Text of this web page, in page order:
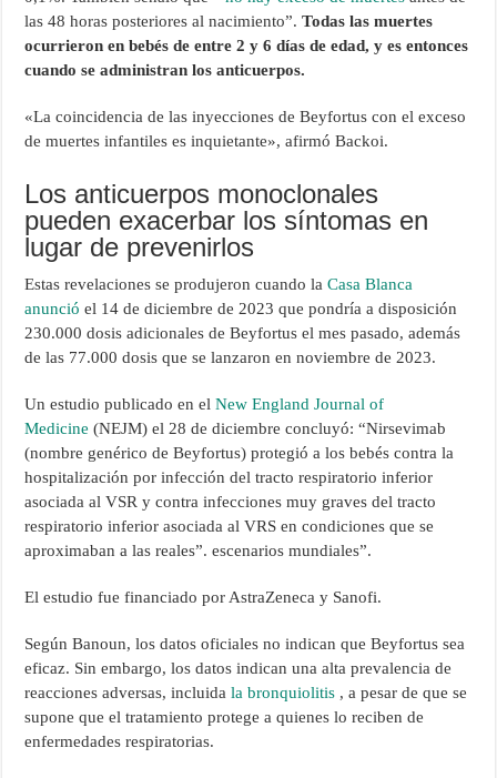
las 48 horas posteriores al nacimiento”.Todas las muertes
ocurrieron en bebés de entre 2 y 6 días de edad, y es entonces
cuando se administran los anticuerpos.
«La coincidencia de las inyecciones de Beyfortus con el exceso
de muertes infantiles es inquietante», afirmó Backoi.
Los anticuerpos monoclonales
pueden exacerbar los síntomas en
lugar de prevenirlos
Estas revelaciones se produjeron cuando laCasa Blanca
anunció el 14 de diciembre de 2023 que pondría a disposición
230.000 dosis adicionales de Beyfortus el mes pasado, además
de las 77.000 dosis que se lanzaron en noviembre de 2023.
Un estudio publicado en elNew England Journal of
Medicine (NEJM) el 28 de diciembre concluyó: “Nirsevimab
(nombre genérico de Beyfortus) protegió a los bebés contra la
hospitalización por infección del tracto respiratorio inferior
asociada al VSR y contra infecciones muy graves del tracto
respiratorio inferior asociada al VRS en condiciones que se
aproximaban a las reales”. escenarios mundiales”.
El estudio fue financiado por AstraZeneca y Sanofi.
Según Banoun, los datos oficiales no indican que Beyfortus sea
eficaz. Sin embargo, los datos indican una alta prevalencia de
reacciones adversas, incluidala bronquiolitis , a pesar de que se
supone que el tratamiento protege a quienes lo reciben de
enfermedades respiratorias.